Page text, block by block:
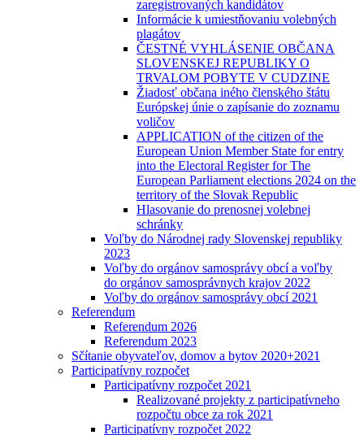
zaregistrovaných kandidátov
Informácie k umiestňovaniu volebných
plagátov
ČESTNÉ VYHLÁSENIE OBČANA
SLOVENSKEJ REPUBLIKY O
TRVALOM POBYTE V CUDZINE
Žiadosť občana iného členského štátu
Európskej únie o zapísanie do zoznamu
voličov
APPLICATION of the citizen of the
European Union Member State for entry
into the Electoral Register for The
European Parliament elections 2024 on the
territory of the Slovak Republic
Hlasovanie do prenosnej volebnej
schránky
Voľby do Národnej rady Slovenskej republiky
2023
Voľby do orgánov samosprávy obcí a voľby
do orgánov samosprávnych krajov 2022
Voľby do orgánov samosprávy obcí 2021
Referendum
Referendum 2026
Referendum 2023
Sčítanie obyvateľov, domov a bytov 2020+2021
Participatívny rozpočet
Participatívny rozpočet 2021
Realizované projekty z participatívneho
rozpočtu obce za rok 2021
Participatívny rozpočet 2022